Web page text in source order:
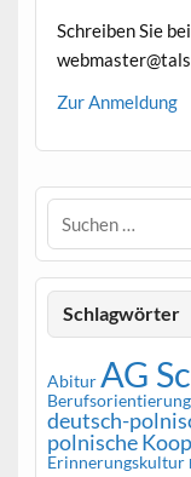
Schreiben Sie
Zur Anmeldung
Schlagwörter
Abitur AG
Berufsorientierung
deutsch-
polnische
Erinnerungskultur